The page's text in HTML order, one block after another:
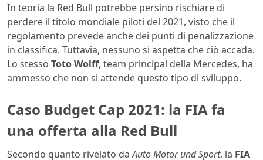
In teoria la Red Bull potrebbe persino rischiare di
perdere il titolo mondiale piloti del 2021, visto che il
regolamento prevede anche dei punti di penalizzazione
in classifica. Tuttavia, nessuno si aspetta che ciò accada.
Lo stesso Toto Wolff, team principal della Mercedes, ha
ammesso che non si attende questo tipo di sviluppo.
Caso Budget Cap 2021: la FIA fa
una offerta alla Red Bull
Secondo quanto rivelato daAuto Motor und Sport, la FIA